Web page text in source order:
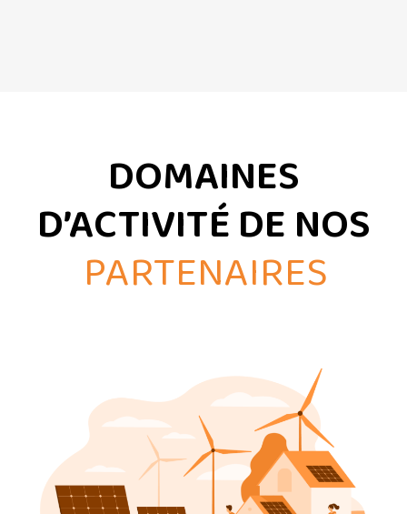
DOMAINES
D’ACTIVITÉ DE NOS
PARTENAIRES